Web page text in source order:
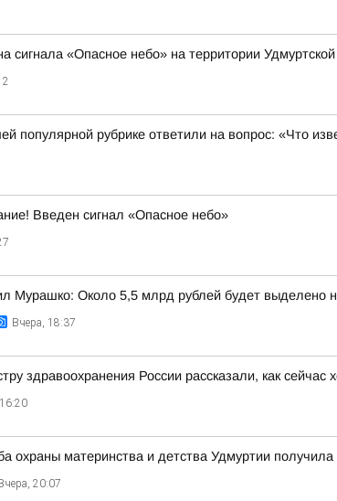
сигнала «Опасное небо» на территории Удмуртской
популярной рубрике ответили на вопрос: «Что
Введен сигнал «Опасное небо»
Мурашко: Около 5,5 млрд рублей будет выделено
Вчера, 18:37
здравоохранения России рассказали, как
охраны материнства и детства Удмуртии
Вчера, 20:07